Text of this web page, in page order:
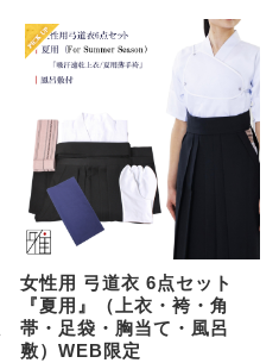
女性用 弓道衣 6点セット
『夏用』（上衣・袴・角
帯・足袋・胸当て・風呂
敷）WEB限定